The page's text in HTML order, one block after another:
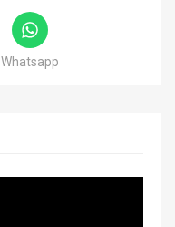
Whatsapp